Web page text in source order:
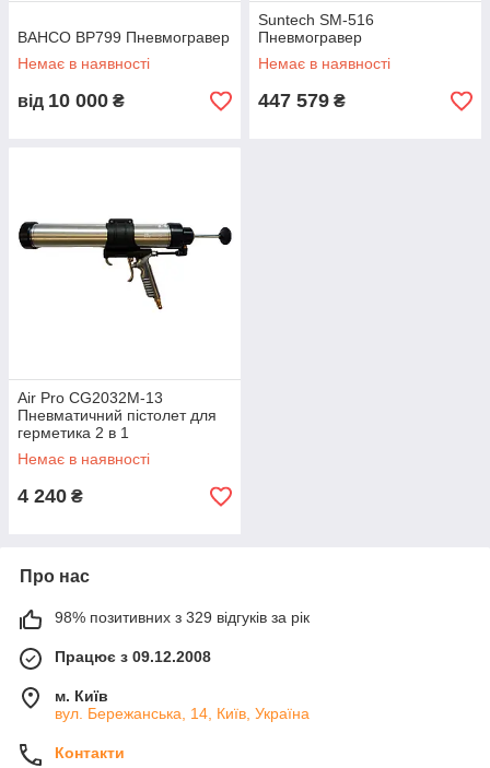
BAHCO BP799 Пневмогравер
Немає в наявності
від 10 000 ₴
Suntech SM-516
Пневмогравер
Немає в наявності
447 579 ₴
Air Pro CG2032M-13
Пневматичний пістолет для
герметика 2 в 1
Немає в наявності
4 240 ₴
Про нас
98% позитивних з 329 відгуків за рік
Працює з 09.12.2008
м. Київ
вул. Бережанська, 14, Київ, Україна
Контакти